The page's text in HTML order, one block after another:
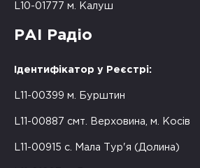
L10-01777 м. Калуш
РАІ Радіо
Ідентифікатор у Реєстрі:
L11-00399 м. Бурштин
L11-00887 смт. Верховина, м. Косів
L11-00915 с. Мала Тур'я (Долина)